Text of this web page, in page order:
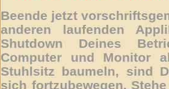
Beende jetzt
anderen laufenden
Shutdown Deines
Computer und Monitor
Stuhlsitz baumeln, sind
sich fortzubewegen.